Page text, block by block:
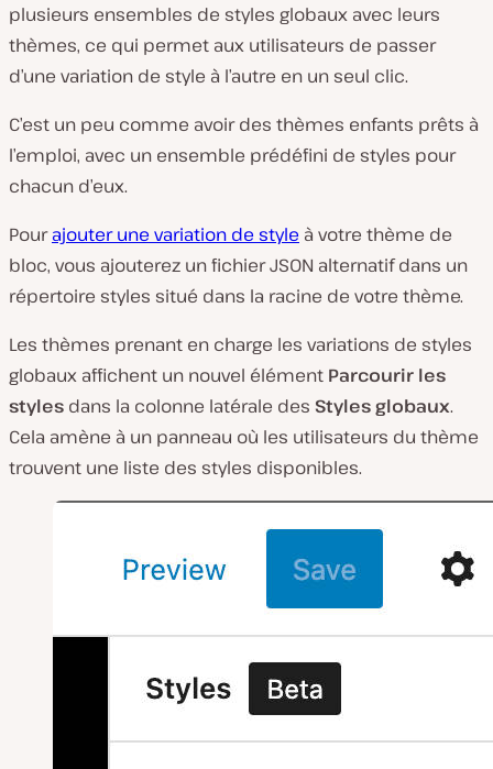
plusieurs ensembles de styles globaux avec leurs
thèmes, ce qui permet aux utilisateurs de passer
d’une variation de style à l’autre en un seul clic.
C’est un peu comme avoir des thèmes enfants prêts à
l’emploi, avec un ensemble prédéfini de styles pour
chacun d’eux.
Pourajouter une variation de style à votre thème de
bloc, vous ajouterez un fichier JSON alternatif dans un
répertoire styles situé dans la racine de votre thème.
Les thèmes prenant en charge les variations de styles
globaux affichent un nouvel élément Parcourir les
styles dans la colonne latérale des Styles globaux.
Cela amène à un panneau où les utilisateurs du thème
trouvent une liste des styles disponibles.